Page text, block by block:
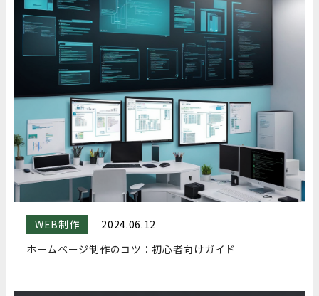
WEB制作
2024.06.12
ホームページ制作のコツ：初心者向けガイド